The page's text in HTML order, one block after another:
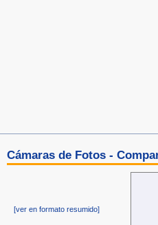
Cámaras de Fotos -
[ver en formato resumido]